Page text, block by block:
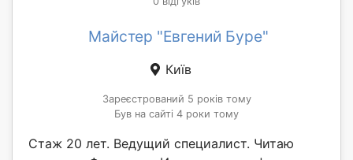
Майстер "Евгений Буре"
Київ
Зареєстрований 5 років тому
Був на сайті 4 роки тому
Стаж 20 лет. Ведущий специалист. Читаю